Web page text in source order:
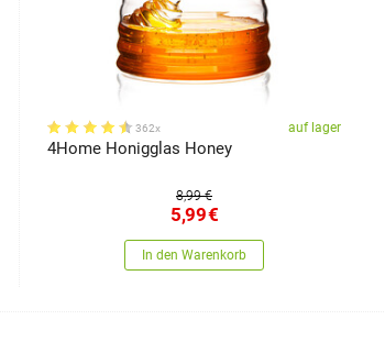
362x auf lager
4Home Honigglas Honey
8,99 €
5,99€
In den Warenkorb